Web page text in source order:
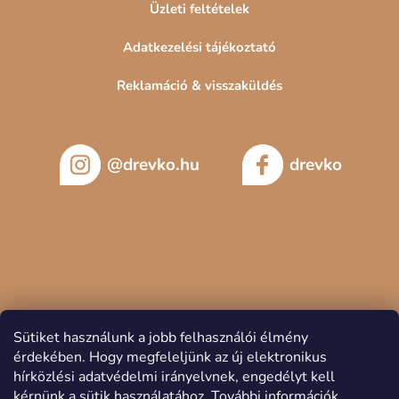
Sütiket használunk a jobb felhasználói élmény
érdekében. Hogy megfeleljünk az új elektronikus
hírközlési adatvédelmi irányelvnek, engedélyt kell
Üzleti feltételek
Adatkezelési tájékoztató
Reklamáció & visszaküldés
@drevko.hu drevko